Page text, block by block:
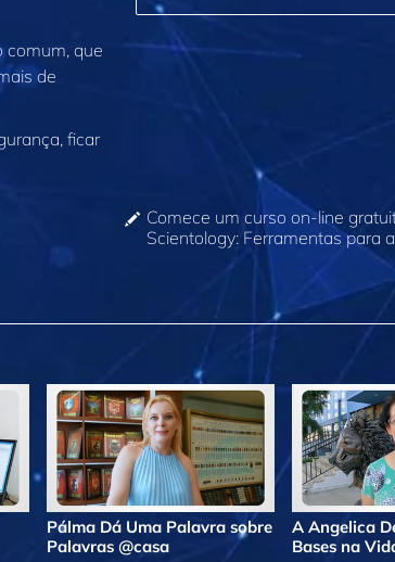
comum, que
de
ficar
Comece um curso on‑line
Scientology: Ferramentas para
Pálma Dá Uma Palavra sobre
Palavras @casa
A Angelica
Bases na